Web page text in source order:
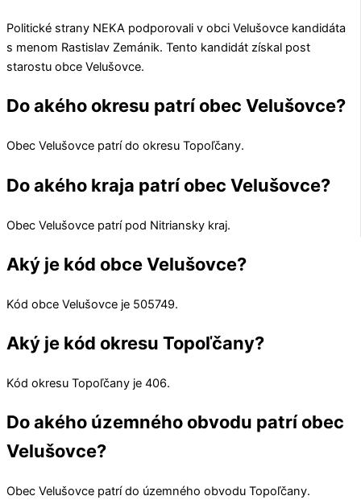
Politické strany NEKA podporovali v obci Velušovce kandidáta
s menom Rastislav Zemánik. Tento kandidát získal post
starostu obce Velušovce.
Do akého okresu patrí obec Velušovce?
Obec Velušovce patrí do okresu Topoľčany.
Do akého kraja patrí obec Velušovce?
Obec Velušovce patrí pod Nitriansky kraj.
Aký je kód obce Velušovce?
Kód obce Velušovce je 505749.
Aký je kód okresu Topoľčany?
Kód okresu Topoľčany je 406.
Do akého územného obvodu patrí obec
Velušovce?
Obec Velušovce patrí do územného obvodu Topoľčany.